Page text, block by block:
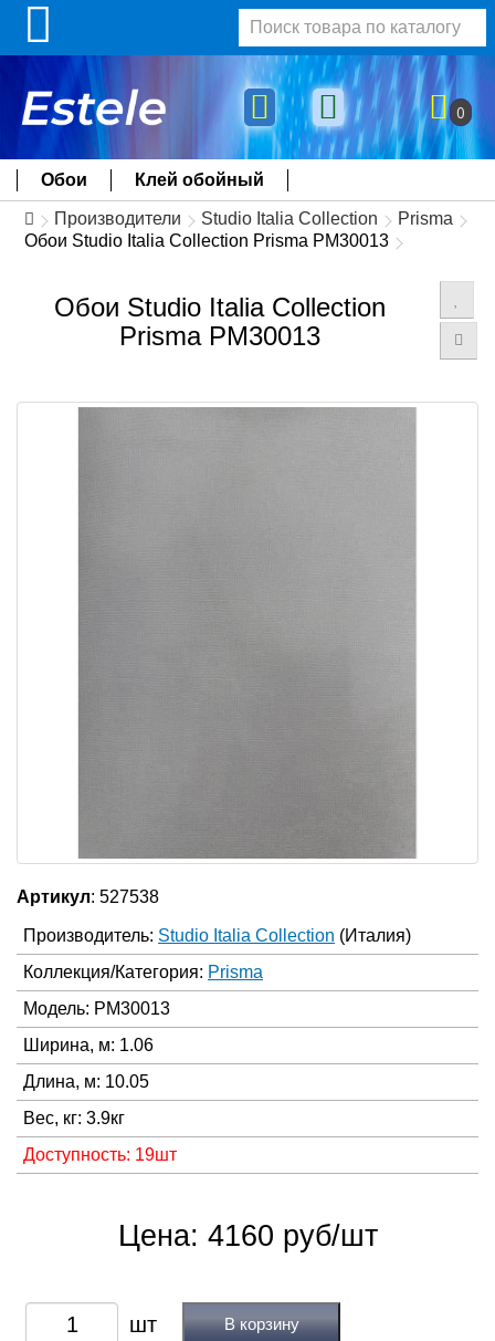
0
Обои Клей обойный
Производители Studio Italia Collection
Prisma
Обои Studio Italia Collection Prisma PM30013
Обои Studio Italia Collection
Prisma PM30013
Артикул: 527538
Производитель: Studio Italia Collection (Италия)
Коллекция/Категория: Prisma
Модель: PM30013
Ширина, м: 1.06
Длина, м: 10.05
Вес, кг: 3.9кг
Доступность: 19шт
Цена: 4160 руб/шт
В корзину